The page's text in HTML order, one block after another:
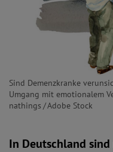
Sind Demenzkranke
Umgang mit emotionalem
nathings / Adobe Stock
In Deutschland